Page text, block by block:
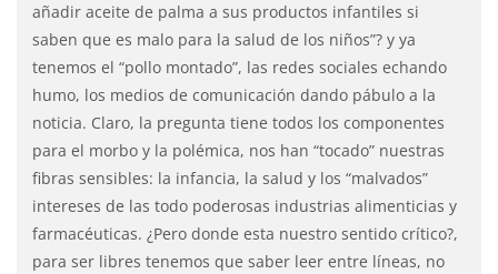
añadir aceite de palma a sus productos infantiles si
saben que es malo para la salud de los niños”? y ya
tenemos el “pollo montado”, las redes sociales echando
humo, los medios de comunicación dando pábulo a la
noticia. Claro, la pregunta tiene todos los componentes
para el morbo y la polémica, nos han “tocado” nuestras
fibras sensibles: la infancia, la salud y los “malvados”
intereses de las todo poderosas industrias alimenticias y
farmacéuticas. ¿Pero donde esta nuestro sentido crítico?,
para ser libres tenemos que saber leer entre líneas, no